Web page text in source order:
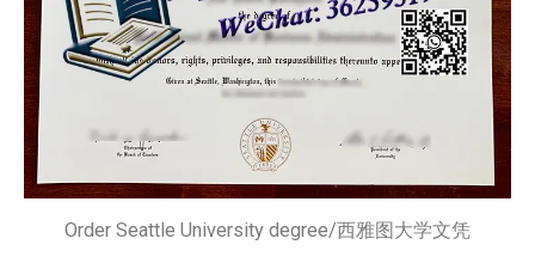
Order Seattle University degree/西雅图大学文凭